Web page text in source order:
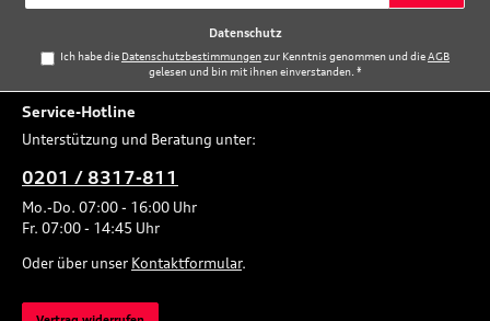
Adresse
Datenschutz
Ich habe die Datenschutzbestimmungenzur Kenntnis genommen und dieAGB
gelesen und bin mit ihnen einverstanden.*
Service-Hotline
Unterstützung und Beratung unter:
0201 / 8317-811
Mo.-Do. 07:00 - 16:00 Uhr
Fr. 07:00 - 14:45 Uhr
Oder über unser Kontaktformular.